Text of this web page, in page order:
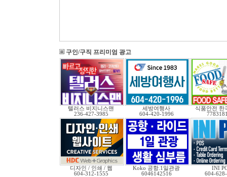
구인/구직 프리미엄 광고
텔러스 비지니스맨
236-427-3985
세방여행사
604-420-1996
식품안전 한
디자인 / 인쇄 / 웹
604-312-1555
Koko 공항.1일관광
6046142516
INI
604-